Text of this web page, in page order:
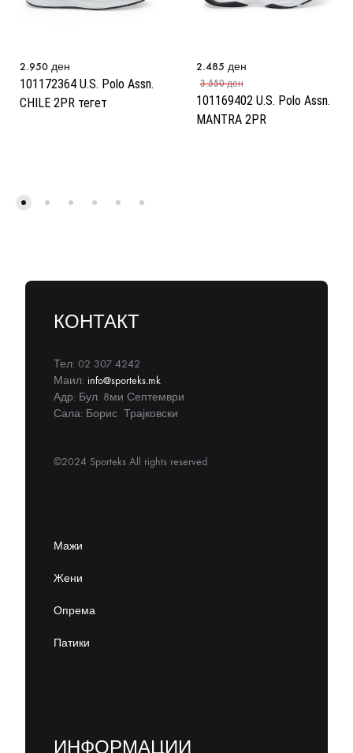
101172364 U.S. Polo Assn.
CHILE 2PR тегет
2.950 ден
101169402 U.S. Polo Assn.
MANTRA 2PR
2.485 ден
3.550ден
КОНТАКТ
Тел: 02 307 4242
Маил: info@sporteks.mk
Адр: Бул. 8ми Септември
Сала: Борис Трајковски
©2024 Sporteks All rights reserved
Мажи
Жени
Опрема
Патики
ИНФОРМАЦИИ